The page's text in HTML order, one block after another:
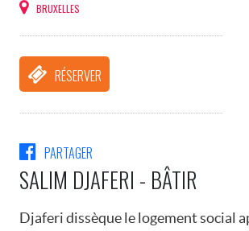
BRUXELLES
RÉSERVER
PARTAGER
SALIM DJAFERI - BÂTIR
Djaferi dissèque le logement social